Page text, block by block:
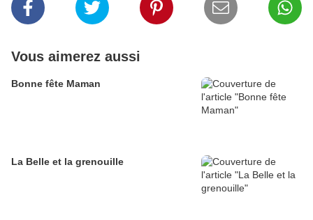
Vous aimerez aussi
Bonne fête Maman
La Belle et la grenouille